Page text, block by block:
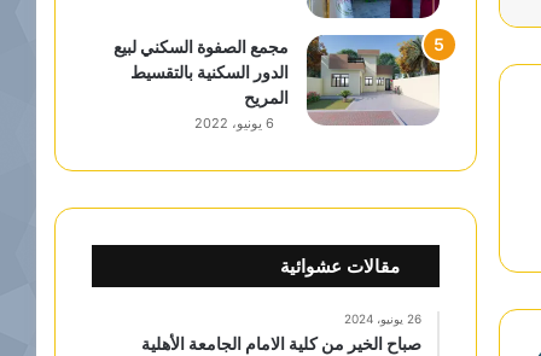
مجمع الصفوة السكني لبيع
الدور السكنية بالتقسيط
المريح
6 يونيو، 2022
مقالات عشوائية
26 يونيو، 2024
صباح الخير من كلية الامام الجامعة الأهلية